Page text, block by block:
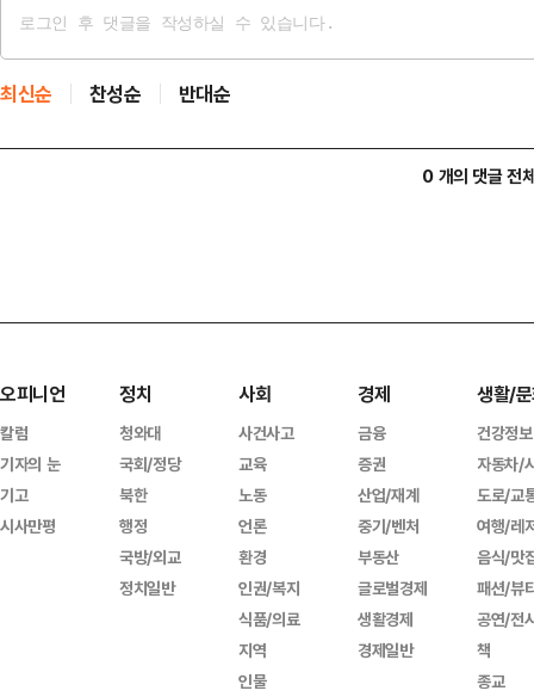
최신순 찬성순 반대순
0 개의 댓글 전
오피니언
칼럼
기자의 눈
기고
시사만평
정치
청와대
국회/정당
북한
행정
국방/외교
정치일반
사회
사건사고
교육
노동
언론
환경
인권/복지
식품/의료
지역
인물
경제
금융
증권
산업/재계
중기/벤처
부동산
글로벌경제
생활경제
경제일반
생활/
건강정보
자동차/
도로/교
여행/레
음식/맛
패션/뷰
공연/전
책
종교